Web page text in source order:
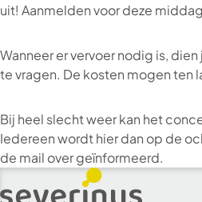
uit! Aanmelden voor deze
Wanneer er vervoer nodig is,
te vragen. De kosten mogen ten
Bij heel slecht weer kan het
Iedereen wordt hier dan op de
de mail over geïnformeerd.